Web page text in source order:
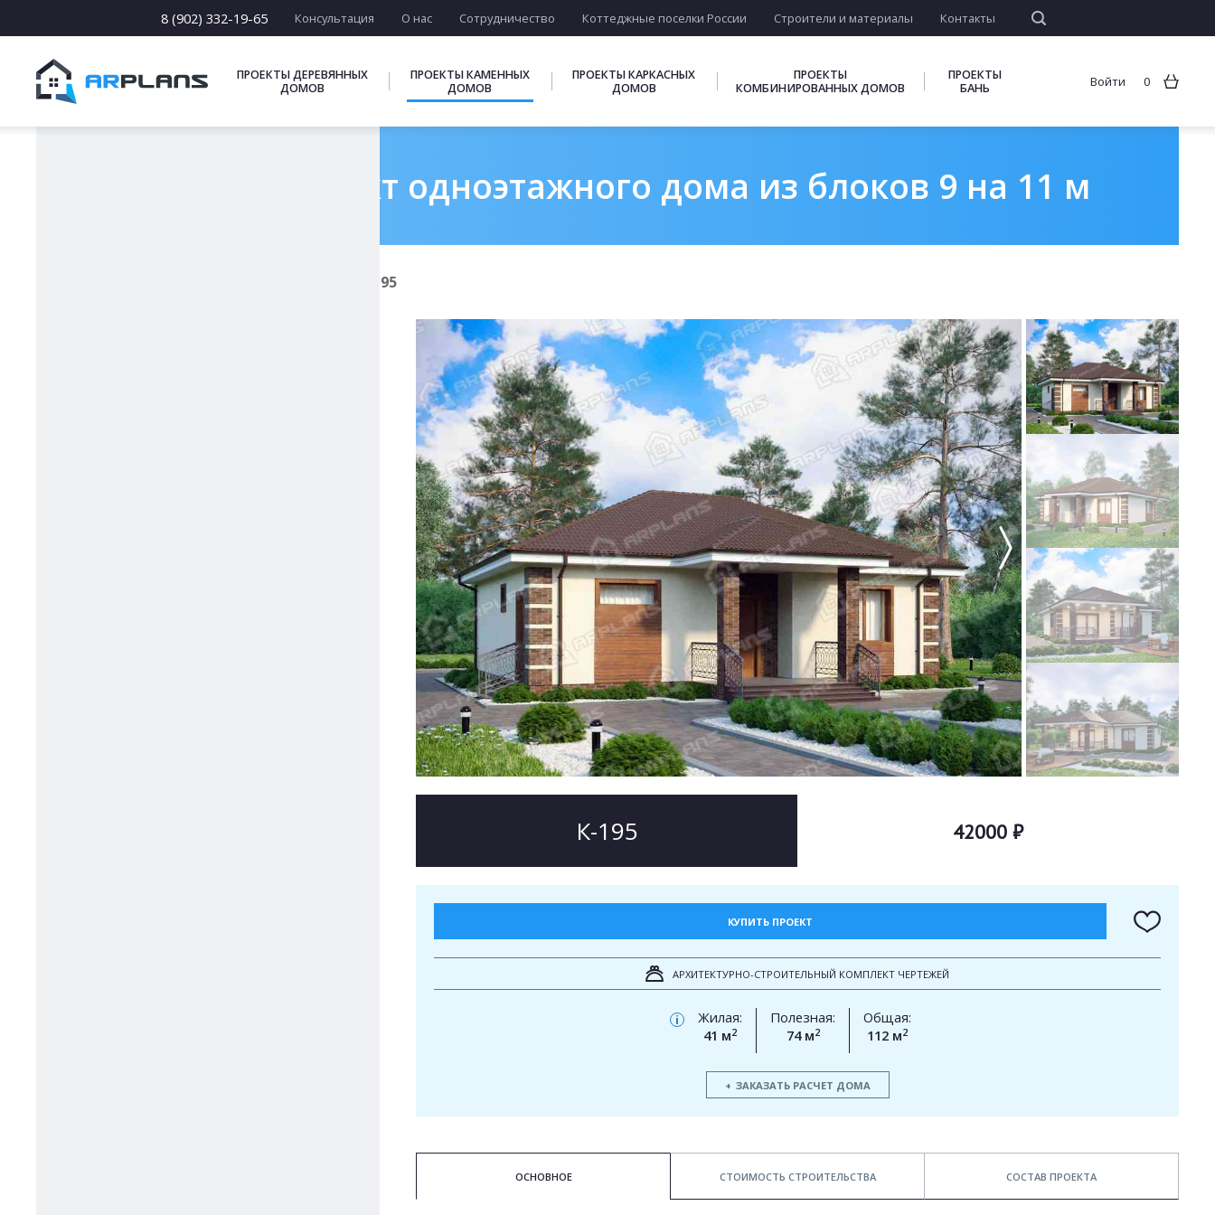
8 (902) 332-19-65 Консультация О нас Сотрудничество Коттеджные поселки России Строители и материалы Контакты
ПРОЕКТЫ ДЕРЕВЯННЫХ
ДОМОВ
ПРОЕКТЫ КАМЕННЫХ
ДОМОВ
ПРОЕКТЫ КАРКАСНЫХ
ДОМОВ
ПРОЕКТЫ
КОМБИНИРОВАННЫХ ДОМОВ
ПРОЕКТЫ
БАНЬ
Войти 0
Готовый проект одноэтажного дома из блоков 9 на 11 м
К-195
17 х [17-22]
ПОДБОРКИ
К-195 42000 ₽
КУПИТЬ ПРОЕКТ
АРХИТЕКТУРНО-СТРОИТЕЛЬНЫЙ КОМПЛЕКТ ЧЕРТЕЖЕЙ
i
Жилая:
41 м2
Полезная:
74 м2
Общая:
112 м2
ЗАКАЗАТЬ РАСЧЕТ ДОМА
ОСНОВНОЕ СТОИМОСТЬ СТРОИТЕЛЬСТВА СОСТАВ ПРОЕКТА